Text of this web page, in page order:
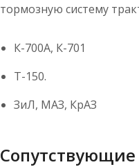
тормозную систему
К-700А, К-701
Т-150.
ЗиЛ, МАЗ, КрАЗ